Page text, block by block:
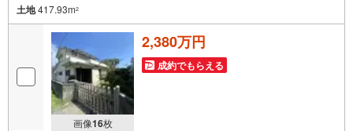
土地417.93m2
画像16枚
2,380万円
成約でもらえる